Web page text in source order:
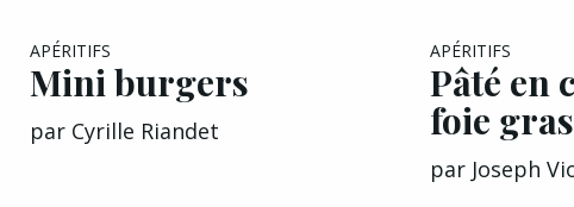
APÉRITIFS
Mini burgers
par Cyrille Riandet
APÉRITIFS
Pâté en
foie
par Joseph